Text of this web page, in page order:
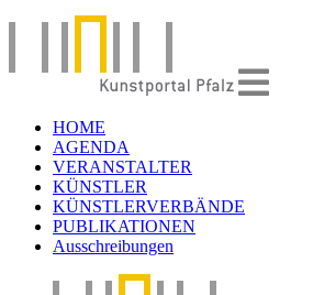
HOME
AGENDA
VERANSTALTER
KÜNSTLER
KÜNSTLERVERBÄNDE
PUBLIKATIONEN
Ausschreibungen